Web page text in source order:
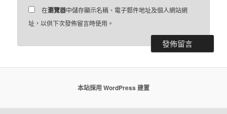
在瀏覽器中儲存顯示名稱、電子郵件地址及個人網站網
址，以供下次發佈留言時使用。
本站採用 WordPress 建置